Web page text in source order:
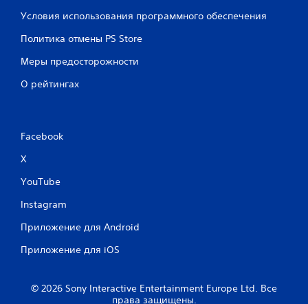
Условия использования программного обеспечения
Политика отмены PS Store
Меры предосторожности
О рейтингах
Facebook
X
YouTube
Instagram
Приложение для Android
Приложение для iOS
© 2026 Sony Interactive Entertainment Europe Ltd. Все
права защищены.